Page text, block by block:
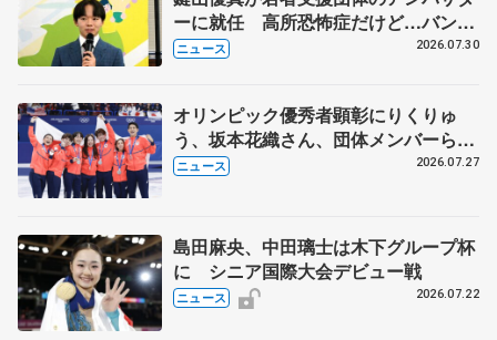
ーに就任 高所恐怖症だけど…バンジ
ージャンプに挑戦も？
ニュース 2026.07.30
オリンピック優秀者顕彰にりくりゅ
う、坂本花織さん、団体メンバーら
8月7日に文科省が表彰式、ブルーノ・
ニュース 2026.07.27
島田麻央、中田璃士は木下グループ杯
に シニア国際大会デビュー戦
ニュース 2026.07.22